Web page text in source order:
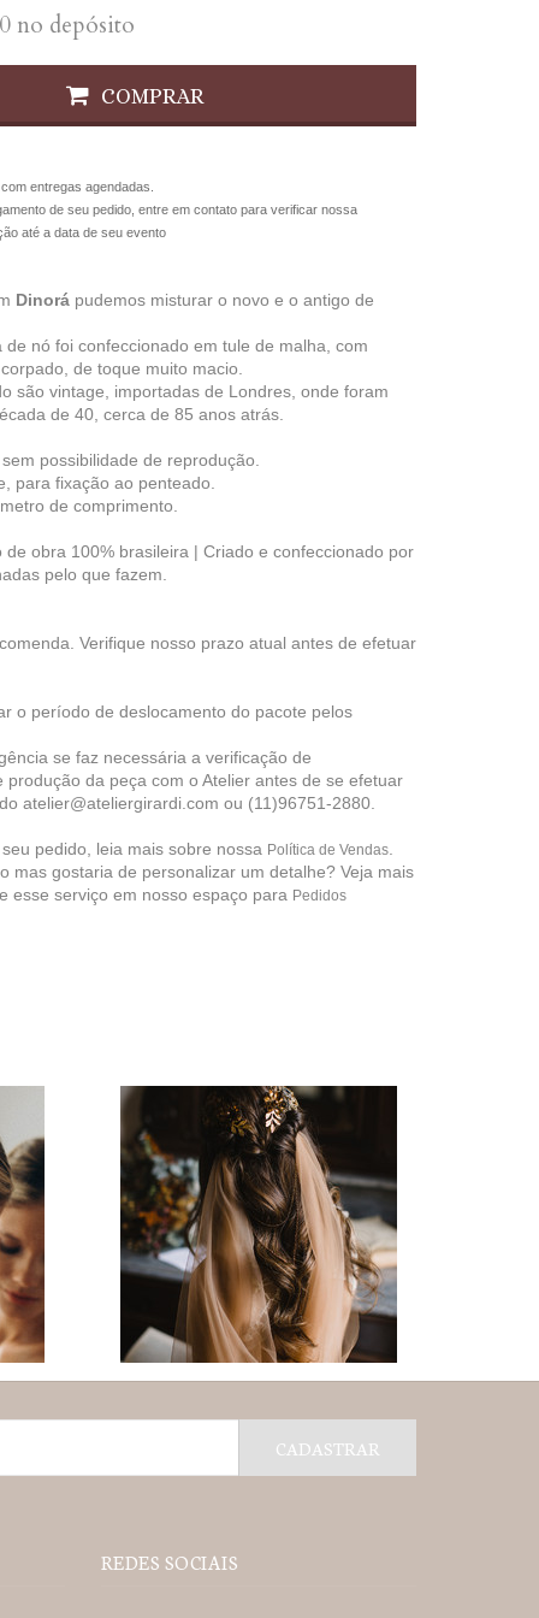
no depósito
COMPRAR
entregas agendadas.
de seu pedido, entre em contato para verificar nossa
até a data de seu evento
Dinorápudemos misturar o novo e o antigo de
de nó foi confeccionado em tule de malha, com
de toque muito macio.
são vintage, importadas de Londres, onde foram
de 40, cerca de 85 anos atrás.
possibilidade de reprodução.
para fixação ao penteado.
de comprimento.
de obra 100% brasileira | Criado e confeccionado por
pelo que fazem.
Verifique nosso prazo atual antes de efetuar
o período de deslocamento do pacote pelos
se faz necessária a verificação de
produção da peça com o Atelier antes de se efetuar
atelier@ateliergirardi.com ou (11)96751-2880.
pedido, leia mais sobre nossa Política de Vendas.
mas gostaria de personalizar um detalhe? Veja mais
esse serviço em nosso espaço para Pedidos
REDES SOCIAIS